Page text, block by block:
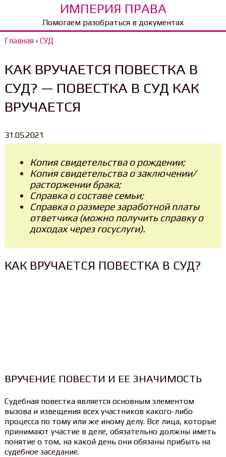
ИМПЕРИЯ ПРАВА
Помогаем разобраться в документах
Главная› СУД
КАК ВРУЧАЕТСЯ ПОВЕСТКА В
СУД? — ПОВЕСТКА В СУД КАК
ВРУЧАЕТСЯ
31.05.2021
Копия свидетельства о рождении;
Копия свидетельства о заключении/
расторжении брака;
Справка о составе семьи;
Справка о размере заработной платы
ответчика (можно получить справку о
доходах через госуслуги).
КАК ВРУЧАЕТСЯ ПОВЕСТКА В СУД?
ВРУЧЕНИЕ ПОВЕСТИ И ЕЕ ЗНАЧИМОСТЬ
Судебная повестка является основным элементом
вызова и извещения всех участников какого-либо
процесса по тому или же иному делу. Все лица, которые
принимают участие в деле, обязательно должны иметь
понятие о том, на какой день они обязаны прибыть на
судебное заседание.